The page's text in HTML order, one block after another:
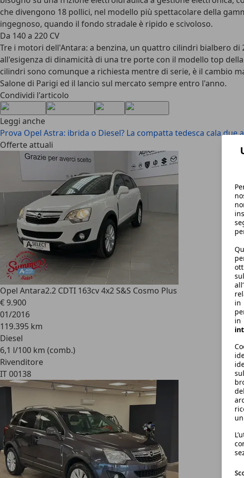
in
in
che divengono 18 pollici, nel modello più spettacolare della
ingegnoso, quando il fondo stradale è ripido e scivoloso.
Da 140 a 220 CV
Tre i motori dell'Antara: a benzina, un quattro cilindri bialbero di
all'esigenza di dinamicità di una tre porte con il modello top
cilindri sono comunque a richiesta mentre di serie, è il cambio
Salone di Parigi ed il lancio sul mercato sempre entro l'anno.
Condividi l'articolo
Leggi anche
Prova Opel Astra: ibrida o Diesel? La compatta tedesca cala due
Offerte attuali
Opel Antara2.2 CDTI 163cv 4x2 S&S Cosmo Plus
€ 9.900
01/2016
119.395 km
Diesel
6,1 l/100 km (comb.)
Rivenditore
IT 00138